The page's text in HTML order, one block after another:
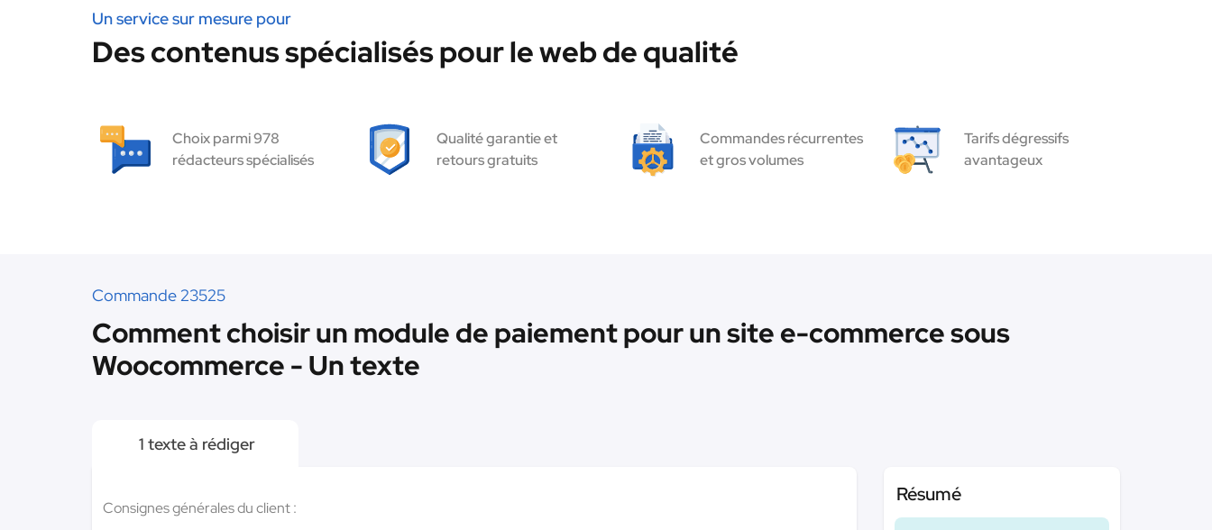
Un service sur mesure pour
Des contenus spécialisés pour le web de qualité
Choix parmi 978
rédacteurs spécialisés
Qualité garantie et
retours gratuits
Commandes récurrentes
et gros volumes
Tarifs dégressifs
avantageux
Commande 23525
Comment choisir un module de paiement pour un site e-commerce sous
Woocommerce - Un texte
1 texte à rédiger
Consignes générales du client :
Résumé